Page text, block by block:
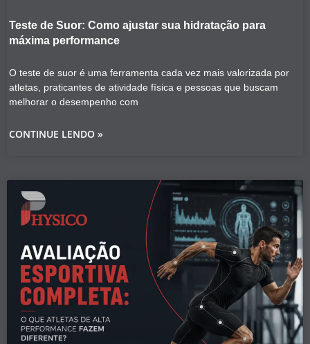
Teste de Suor: Como ajustar sua hidratação para
máxima performance
O teste de suor é uma ferramenta cada vez mais valorizada por
atletas, praticantes de atividade física e pessoas que buscam
melhorar o desempenho com
CONTINUE LENDO »